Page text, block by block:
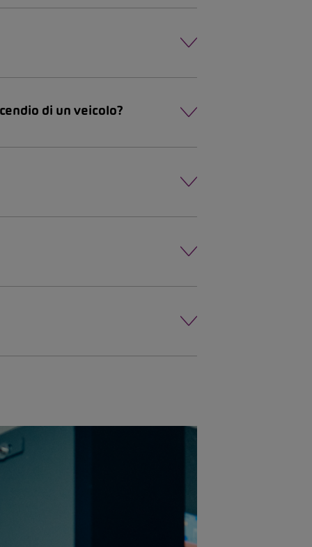
di un veicolo?